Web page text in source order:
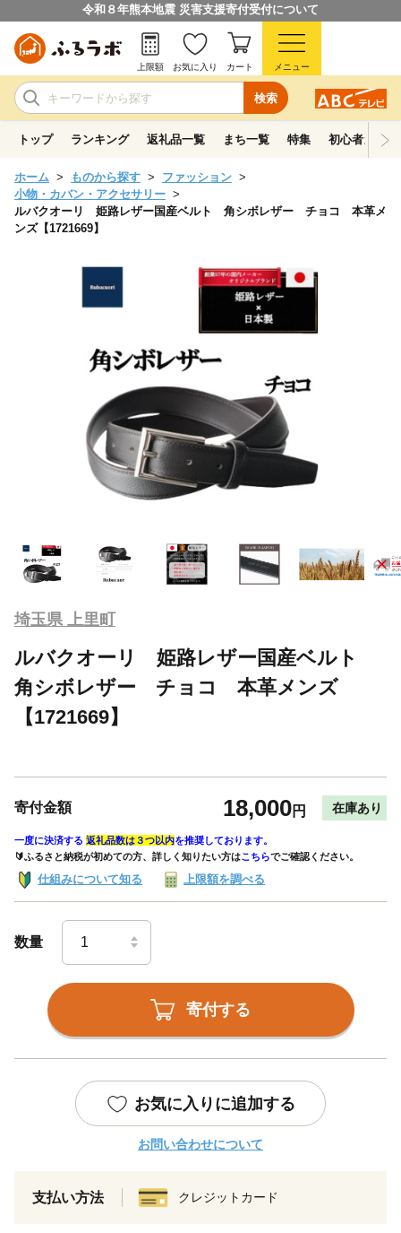
令和８年熊本地震 災害支援寄付受付について
検索
上限額 お気に入り カート メニュー
トップ ランキング 返礼品一覧 まち一覧 特集 初心者ガイド
ホーム ものから探す
ファッション
小物・カバン・アクセサリー
ルバクオーリ 姫路レザー国産ベルト 角シボレザー チョコ 本革メ
ンズ【1721669】
埼玉県 上里町
ルバクオーリ 姫路レザー国産ベルト
角シボレザー チョコ 本革メンズ
【1721669】
寄付金額 18,000円 在庫あり
一度に決済する 返礼品数は３つ以内を推奨しております。
🔰ふるさと納税が初めての方、詳しく知りたい方はこちらでご確認ください。
仕組みについて知る 上限額を調べる
数量
寄付する
お気に入りに追加する
お問い合わせについて
支払い方法 クレジットカード